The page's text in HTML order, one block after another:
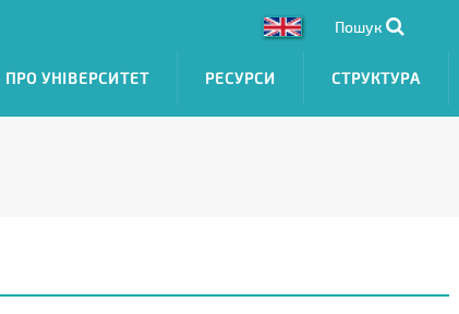
Пошук
ПРО УНІВЕРСИТЕТ РЕСУРСИ СТРУКТУРА